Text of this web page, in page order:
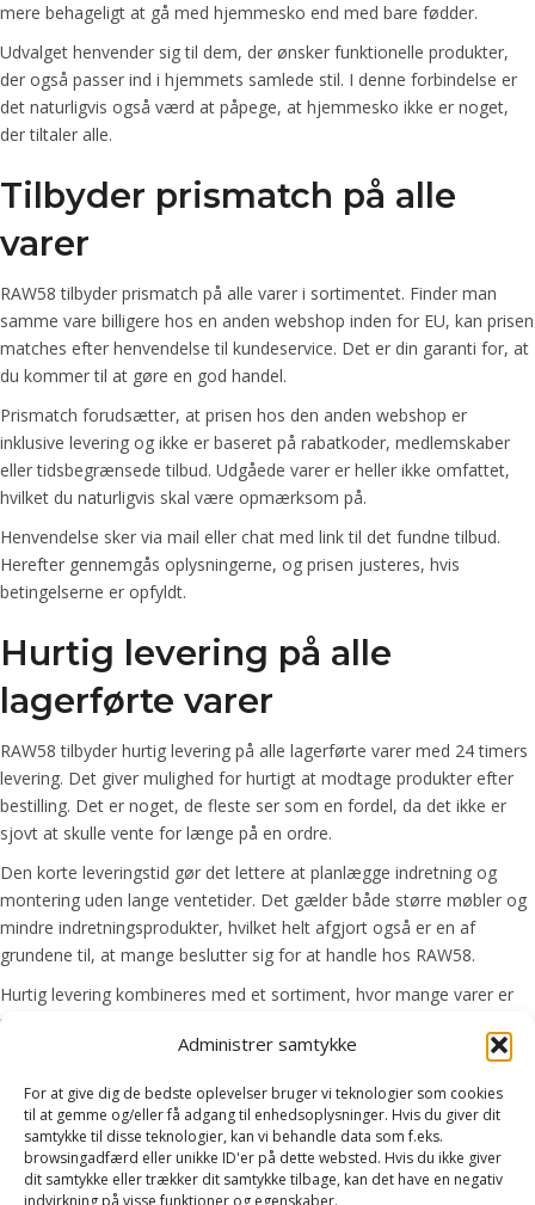
Administrer samtykke
For at give dig de bedste oplevelser bruger vi teknologier som cookies
til at gemme og/eller få adgang til enhedsoplysninger. Hvis du giver dit
samtykke til disse teknologier, kan vi behandle data som f.eks.
browsingadfærd eller unikke ID'er på dette websted. Hvis du ikke giver
dit samtykke eller trækker dit samtykke tilbage, kan det have en negativ
indvirkning på visse funktioner og egenskaber.
mere behageligt at gå med hjemmesko end med bare fødder.
Udvalget henvender sig til dem, der ønsker funktionelle produkter,
der også passer ind i hjemmets samlede stil. I denne forbindelse er
det naturligvis også værd at påpege, at hjemmesko ikke er noget,
der tiltaler alle.
Tilbyder prismatch på alle
varer
RAW58 tilbyder prismatch på alle varer i sortimentet. Finder man
samme vare billigere hos en anden webshop inden for EU, kan prisen
matches efter henvendelse til kundeservice. Det er din garanti for, at
du kommer til at gøre en god handel.
Prismatch forudsætter, at prisen hos den anden webshop er
inklusive levering og ikke er baseret på rabatkoder, medlemskaber
eller tidsbegrænsede tilbud. Udgåede varer er heller ikke omfattet,
hvilket du naturligvis skal være opmærksom på.
Henvendelse sker via mail eller chat med link til det fundne tilbud.
Herefter gennemgås oplysningerne, og prisen justeres, hvis
betingelserne er opfyldt.
Hurtig levering på alle
lagerførte varer
RAW58 tilbyder hurtig levering på alle lagerførte varer med 24 timers
levering. Det giver mulighed for hurtigt at modtage produkter efter
bestilling. Det er noget, de fleste ser som en fordel, da det ikke er
sjovt at skulle vente for længe på en ordre.
Den korte leveringstid gør det lettere at planlægge indretning og
montering uden lange ventetider. Det gælder både større møbler og
mindre indretningsprodukter, hvilket helt afgjort også er en af
grundene til, at mange beslutter sig for at handle hos RAW58.
Hurtig levering kombineres med et sortiment, hvor mange varer er
på lager. Det sikrer en effektiv proces fra bestilling til levering og en
smidig oplevelse for kunden.
Populære butikker